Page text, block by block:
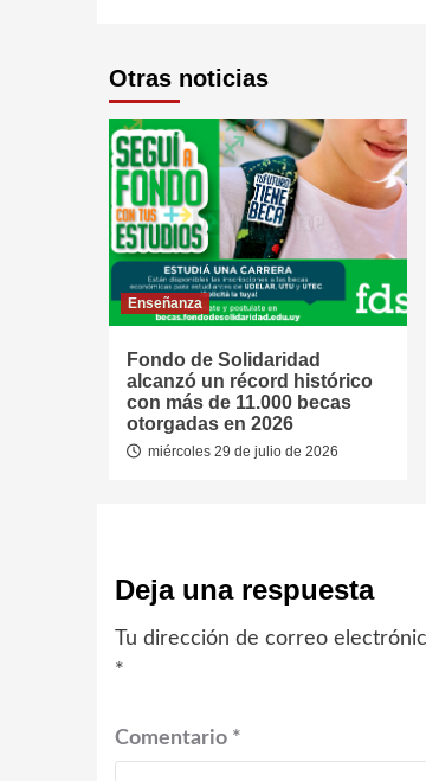
Otras noticias
Enseñanza
Fondo de Solidaridad
alcanzó un récord histórico
con más de 11.000 becas
otorgadas en 2026
miércoles 29 de julio de 2026
Deja una respuesta
Tu dirección de correo
*
Comentario *